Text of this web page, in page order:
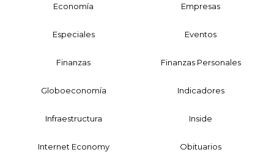
Economía Empresas
Especiales Eventos
Finanzas Finanzas Personales
Globoeconomía Indicadores
Infraestructura Inside
Internet Economy Obituarios